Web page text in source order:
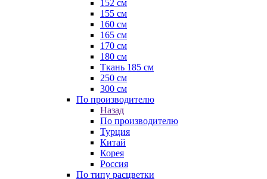
152 см
155 см
160 см
165 см
170 см
180 см
Ткань 185 см
250 см
300 см
По производителю
Назад
По производителю
Турция
Китай
Корея
Россия
По типу расцветки